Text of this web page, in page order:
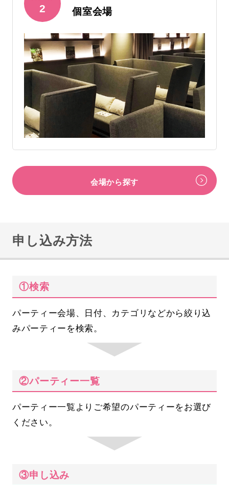
2 個室会場
会場から探す
申し込み方法
①検索
パーティー会場、日付、カテゴリなどから絞り込
みパーティーを検索。
②パーティー一覧
パーティー一覧よりご希望のパーティーをお選び
ください。
③申し込み